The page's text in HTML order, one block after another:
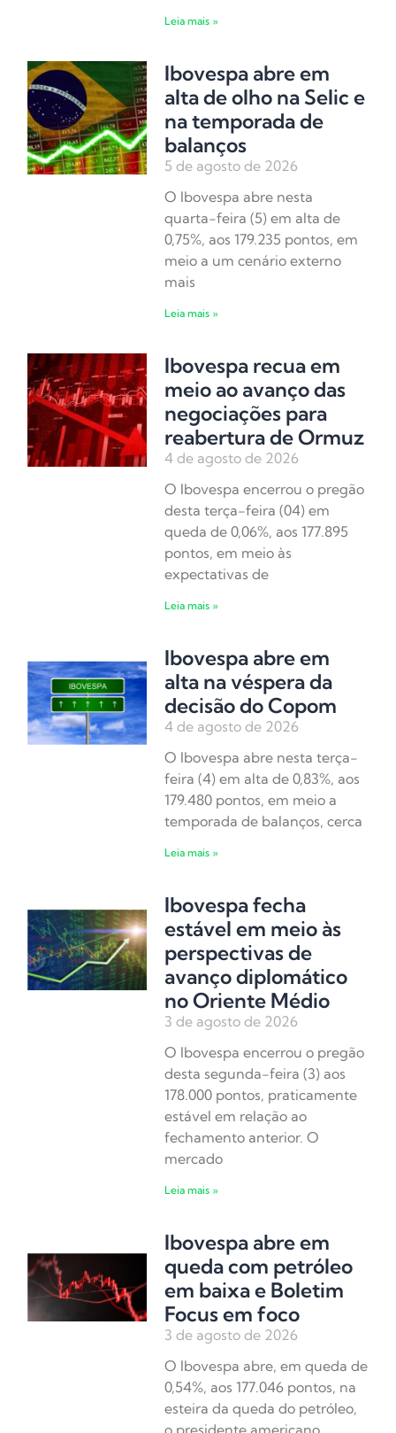
Leia mais »
Ibovespa abre em
alta de olho na Selic e
na temporada de
balanços
5 de agosto de 2026
O Ibovespa abre nesta
quarta-feira (5) em alta de
0,75%, aos 179.235 pontos, em
meio a um cenário externo
mais
Leia mais »
Ibovespa recua em
meio ao avanço das
negociações para
reabertura de Ormuz
4 de agosto de 2026
O Ibovespa encerrou o pregão
desta terça-feira (04) em
queda de 0,06%, aos 177.895
pontos, em meio às
expectativas de
Leia mais »
Ibovespa abre em
alta na véspera da
decisão do Copom
4 de agosto de 2026
O Ibovespa abre nesta terça-
feira (4) em alta de 0,83%, aos
179.480 pontos, em meio a
temporada de balanços, cerca
Leia mais »
Ibovespa fecha
estável em meio às
perspectivas de
avanço diplomático
no Oriente Médio
3 de agosto de 2026
O Ibovespa encerrou o pregão
desta segunda-feira (3) aos
178.000 pontos, praticamente
estável em relação ao
fechamento anterior. O
mercado
Leia mais »
Ibovespa abre em
queda com petróleo
em baixa e Boletim
Focus em foco
3 de agosto de 2026
O Ibovespa abre, em queda de
0,54%, aos 177.046 pontos, na
esteira da queda do petróleo,